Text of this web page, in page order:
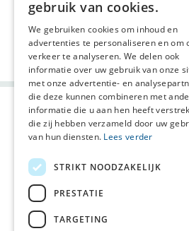
anders is overeengekomen met
Noordwest Veluwe of toegestaan
Deel deze pagina:
gebruik van cookies.
We gebruiken cookies om inhoud en
advertenties te personaliseren en om
verkeer te analyseren. We delen ook
informatie over uw gebruik van onze
met onze advertentie- en
die deze kunnen combineren met
informatie die u aan hen heeft
die zij hebben verzameld door uw
van hun diensten. Lees verder
STRIKT NOODZAKELIJK
PRESTATIE
TARGETING